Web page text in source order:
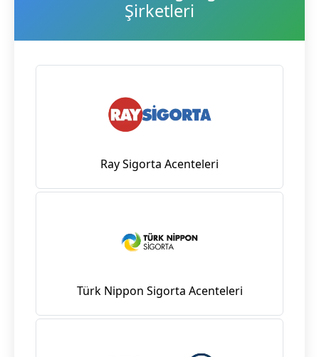
Şirketleri
Ray Sigorta Acenteleri
Türk Nippon Sigorta Acenteleri